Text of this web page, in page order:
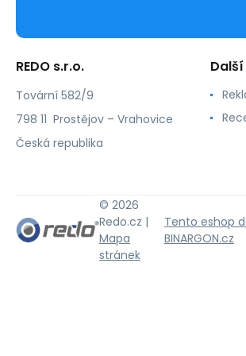
REDO s.r.o.
Tovární 582/9
798 11 Prostějov – Vrahovice
Česká republika
© 2026
Redo.cz |
Mapa
stránek
Tento eshop
BINARGON.cz